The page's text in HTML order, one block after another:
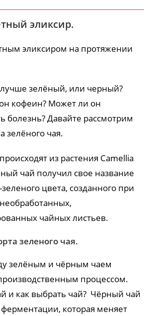
эликсир.
эликсиром на протяжении
зелёный, или черный?
кофеин? Может ли он
болезнь? Давайте рассмотрим
зелёного чая.
из растения Camellia
чай получил свое название
цвета, созданного при
чайных листьев.
зеленого чая.
зелёным и чёрным чаем
процессом.
и как выбрать чай? Чёрный чай
ферментации, которая меняет